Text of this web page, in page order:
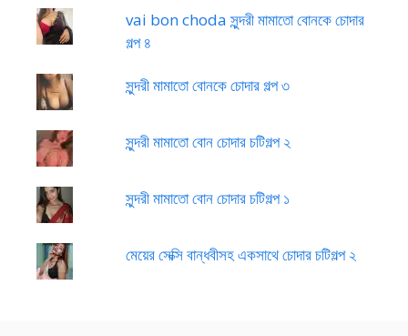
vai bon choda সুন্দরী মামাতো বোনকে চোদার
গল্প ৪
সুন্দরী মামাতো বোনকে চোদার গল্প ৩
সুন্দরী মামাতো বোন চোদার চটিগল্প ২
সুন্দরী মামাতো বোন চোদার চটিগল্প ১
মেয়ের সেক্সি বান্ধবীসহ একসাথে চোদার চটিগল্প ২